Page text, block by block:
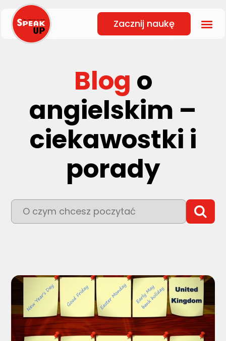
Zacznij naukę
Blog o
angielskim –
ciekawostki i
porady
To pole wyszukiwania z